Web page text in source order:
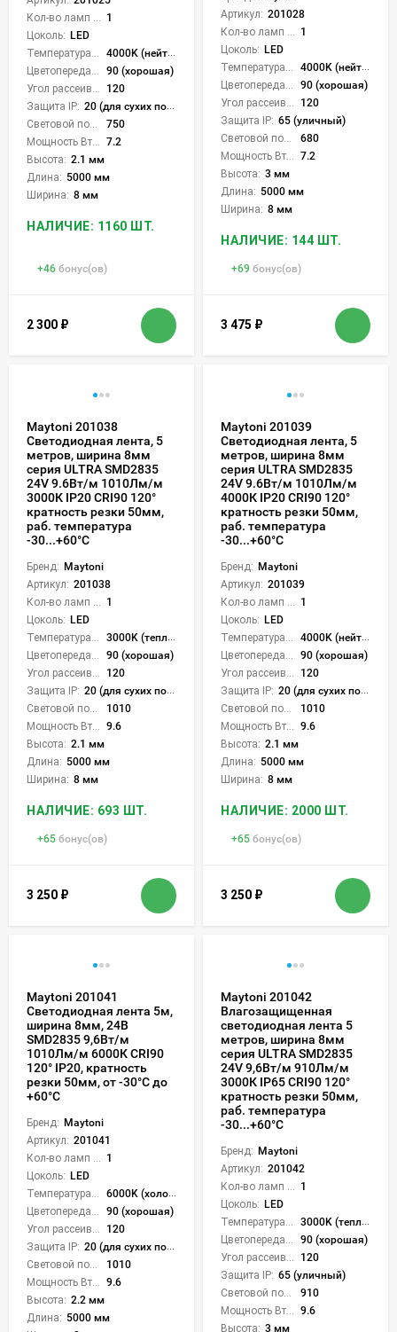
1
Цоколь: LED
4000K (нейтральный)
90 (хорошая)
120
Защита IP: 20 (для сухих пом.)
750
7.2
Высота: 2.1 мм
Длина: 5000 мм
Ширина: 8 мм
НАЛИЧИЕ: 1160 ШТ.
+46 бонус(ов)
2 300 ₽
Артикул: 201028
1
Цоколь: LED
4000K (нейтральный)
90 (хорошая)
120
Защита IP: 65 (уличный)
680
7.2
Высота: 3 мм
Длина: 5000 мм
Ширина: 8 мм
НАЛИЧИЕ: 144 ШТ.
+69 бонус(ов)
3 475 ₽
Maytoni 201038
Светодиодная лента, 5
метров, ширина 8мм
серия ULTRA SMD2835
24V 9.6Вт/м 1010Лм/м
3000К IP20 CRI90 120°
кратность резки 50мм,
раб. температура
-30...+60°С
Бренд: Maytoni
Артикул: 201038
1
Цоколь: LED
3000K (теплый)
90 (хорошая)
120
Защита IP: 20 (для сухих пом.)
1010
9.6
Высота: 2.1 мм
Длина: 5000 мм
Ширина: 8 мм
НАЛИЧИЕ: 693 ШТ.
+65 бонус(ов)
3 250 ₽
Maytoni 201039
Светодиодная лента, 5
метров, ширина 8мм
серия ULTRA SMD2835
24V 9.6Вт/м 1010Лм/м
4000К IP20 CRI90 120°
кратность резки 50мм,
раб. температура
-30...+60°С
Бренд: Maytoni
Артикул: 201039
1
Цоколь: LED
4000K (нейтральный)
90 (хорошая)
120
Защита IP: 20 (для сухих пом.)
1010
9.6
Высота: 2.1 мм
Длина: 5000 мм
Ширина: 8 мм
НАЛИЧИЕ: 2000 ШТ.
+65 бонус(ов)
3 250 ₽
Maytoni 201041
Светодиодная лента 5м,
ширина 8мм, 24В
SMD2835 9,6Вт/м
1010Лм/м 6000К CRI90
120° IP20, кратность
резки 50мм, от -30°С до
+60°С
Бренд: Maytoni
Артикул: 201041
1
Цоколь: LED
6000K (холодный)
90 (хорошая)
120
Защита IP: 20 (для сухих пом.)
1010
9.6
Высота: 2.2 мм
Длина: 5000 мм
Maytoni 201042
Влагозащищенная
светодиодная лента 5
метров, ширина 8мм
серия ULTRA SMD2835
24V 9,6Вт/м 910Лм/м
3000К IP65 CRI90 120°
кратность резки 50мм,
раб. температура
-30...+60°С
Бренд: Maytoni
Артикул: 201042
1
Цоколь: LED
3000K (теплый)
90 (хорошая)
120
Защита IP: 65 (уличный)
910
9.6
Высота: 3 мм